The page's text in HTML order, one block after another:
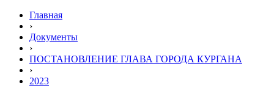
Главная
›
Документы
›
ПОСТАНОВЛЕНИЕ ГЛАВА ГОРОДА КУРГАНА
›
2023